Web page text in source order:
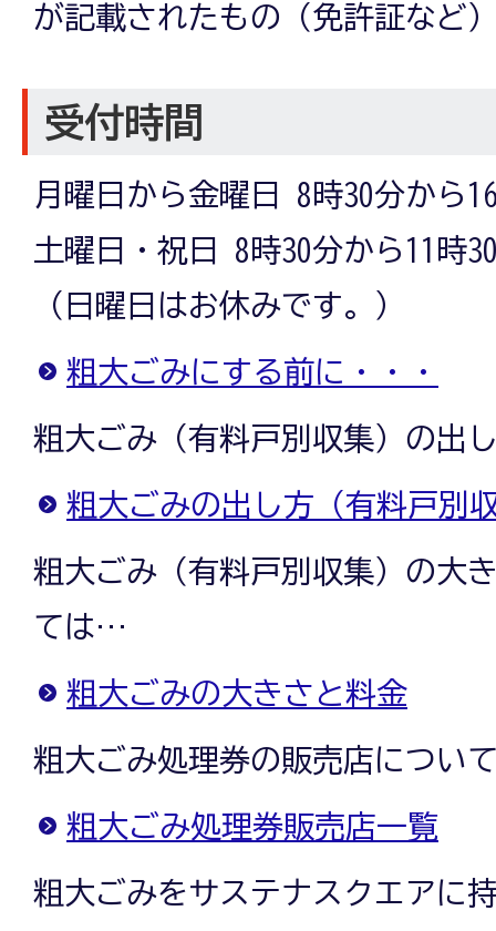
が記載されたもの（免許証など
受付時間
月曜日から金曜日 8時30分から
土曜日・祝日 8時30分から11時
（日曜日はお休みです。）
粗大ごみにする前に・・・
粗大ごみ（有料戸別収集）の出
粗大ごみの出し方（有料戸別
粗大ごみ（有料戸別収集）の大
ては…
粗大ごみの大きさと料金
粗大ごみ処理券の販売店につい
粗大ごみ処理券販売店一覧
粗大ごみをサステナスクエアに